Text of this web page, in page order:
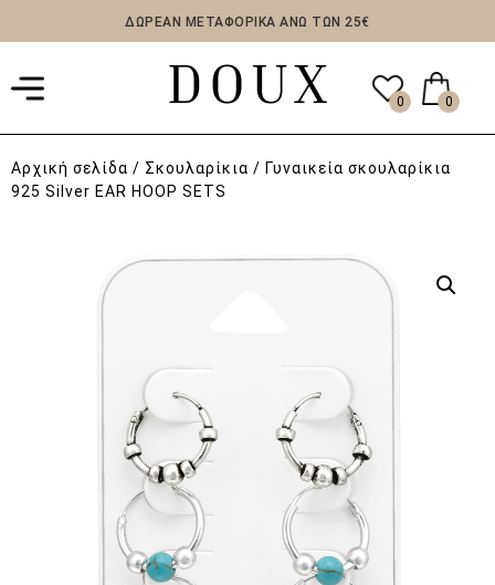
ΔΩΡΕΑΝ ΜΕΤΑΦΟΡΙΚΑ ΑΝΩ ΤΩΝ 25€
0 0
Αρχική σελίδα / Σκουλαρίκια / Γυναικεία σκουλαρίκια
925 Silver EAR HOOP SETS